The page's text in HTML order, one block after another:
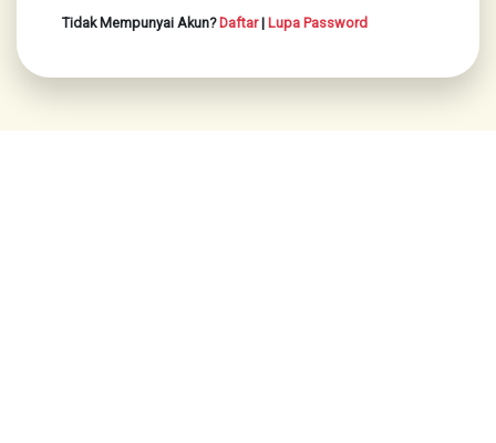
Tidak Mempunyai Akun?Daftar| Lupa Password